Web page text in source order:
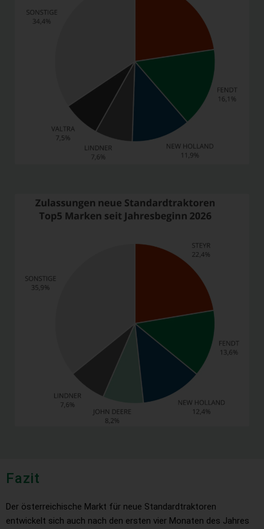
Fazit
Der österreichische Markt für neue Standardtraktoren
entwickelt sich auch nach den ersten vier Monaten des Jahres